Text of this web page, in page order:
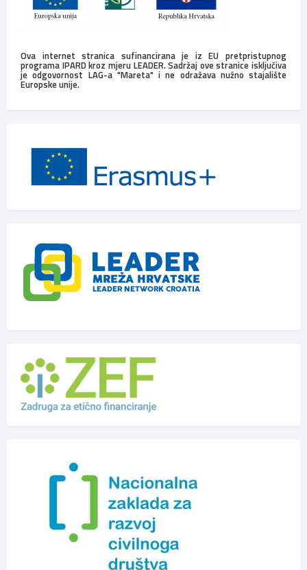
Ova internet stranica sufinancirana je iz EU pretpristupnog
programa IPARD kroz mjeru LEADER. Sadržaj ove stranice isključiva
je odgovornost LAG-a "Mareta" i ne odražava nužno stajalište
Europske unije.